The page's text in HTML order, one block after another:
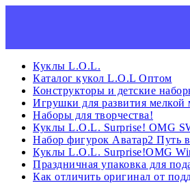
Куклы L.O.L.
Каталог кукол L.O.L Оптом
Конструкторы и детские
Игрушки для развития мелкой
Наборы для творчества!
Куклы L.O.L. Surprise! OMG
Набор фигурок Аватар2 Путь
Куклы L.O.L. Surprise!OMG
Праздничная упаковка для
Как отличить оригинал от